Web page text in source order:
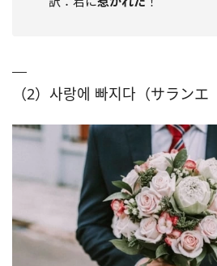
（2）사랑에 빠지다（サラン